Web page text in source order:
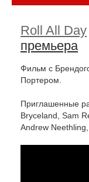
Roll All Day
премьера
Фильм с
Портером.
Приглашенные
Bryceland, Sam
Andrew